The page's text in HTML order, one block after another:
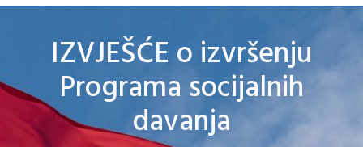
IZVJEŠĆE o izvršenju
Programa socijalnih
davanja